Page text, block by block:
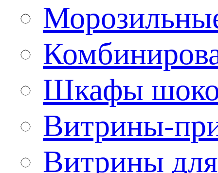
Шкафы
Витрины-
Витрины